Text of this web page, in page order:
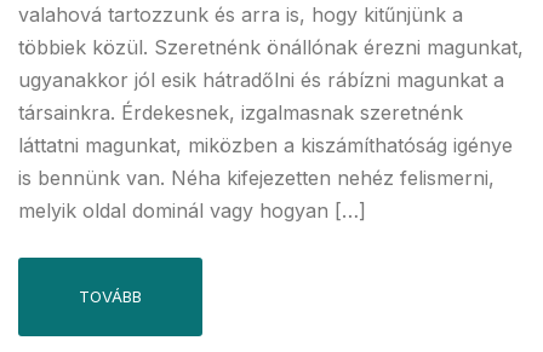
valahová tartozzunk és arra is, hogy kitűnjünk a
többiek közül. Szeretnénk önállónak érezni magunkat,
ugyanakkor jól esik hátradőlni és rábízni magunkat a
társainkra. Érdekesnek, izgalmasnak szeretnénk
láttatni magunkat, miközben a kiszámíthatóság igénye
is bennünk van. Néha kifejezetten nehéz felismerni,
melyik oldal dominál vagy hogyan […]
TOVÁBB